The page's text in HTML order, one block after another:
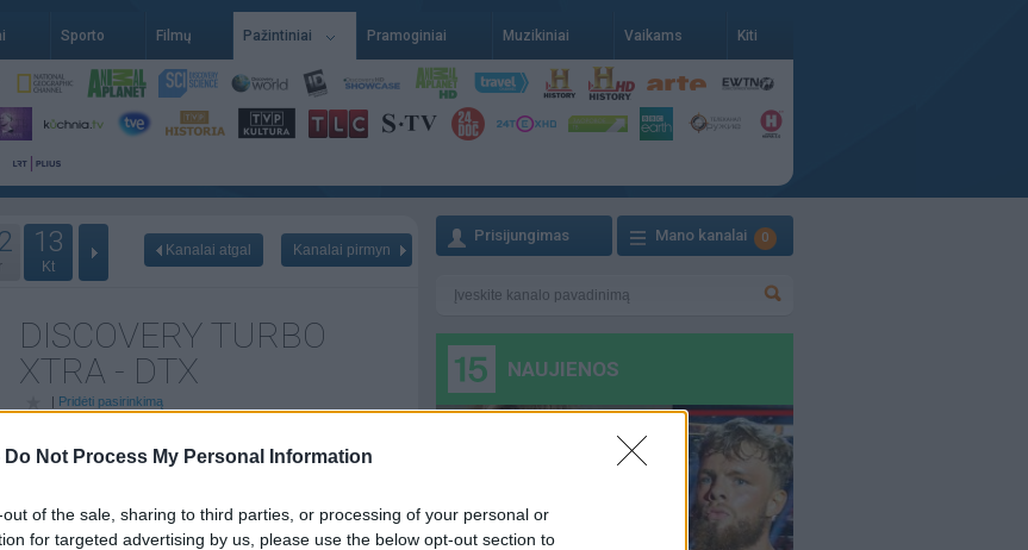
Do Not Process My Personal Information
of the sale, sharing to third parties, or processing of your personal or
for targeted advertising by us, please use the below opt-out section to
Sporto Filmų Pažintiniai Pramoginiai Muzikiniai Vaikams Kiti
13
Kt
Kanalai atgal Kanalai pirmyn
DISCOVERY TURBO
XTRA - DTX
| Pridėti pasirinkimą
Prisijungimas Mano kanalai 0